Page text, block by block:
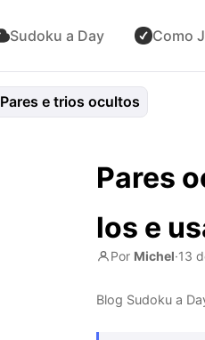
Sudoku a Day Como
Pares e trios ocultos
Pares
los e
Por Michel·13
Blog Sudoku a